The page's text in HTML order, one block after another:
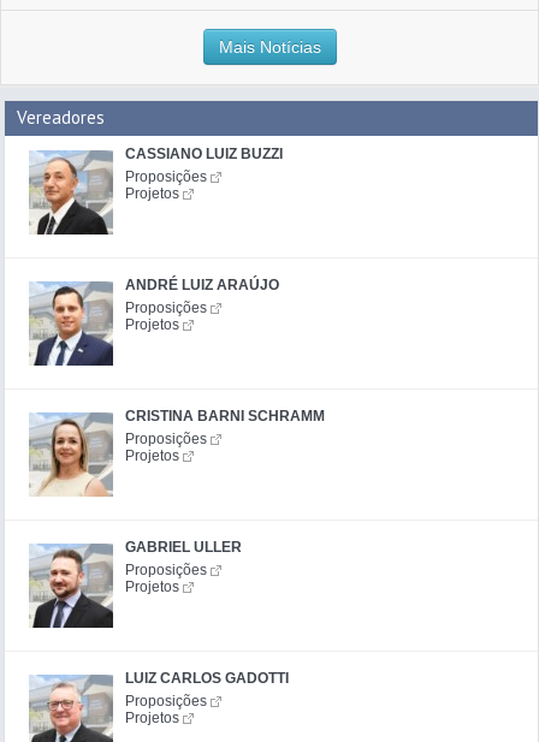
Mais Notícias
Vereadores
CASSIANO LUIZ BUZZI
Proposições
Projetos
ANDRÉ LUIZ ARAÚJO
Proposições
Projetos
CRISTINA BARNI SCHRAMM
Proposições
Projetos
GABRIEL ULLER
Proposições
Projetos
LUIZ CARLOS GADOTTI
Proposições
Projetos